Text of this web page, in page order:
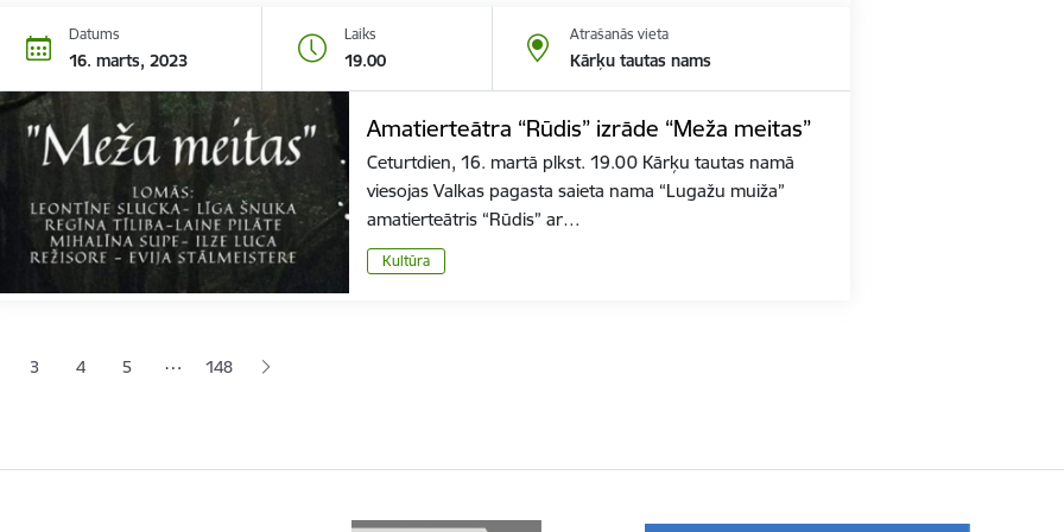
Datums
16. marts, 2023
Laiks
19.00
Atrašanās vieta
Kārķu tautas nams
Amatierteātra “Rūdis” izrāde “Meža meitas”
Ceturtdien, 16. martā plkst. 19.00 Kārķu tautas namā
viesojas Valkas pagasta saieta nama “Lugažu muiža”
amatierteātris “Rūdis” ar…
Kultūra
lapaLapa
3 Lapa
4 Lapa
5 … 148